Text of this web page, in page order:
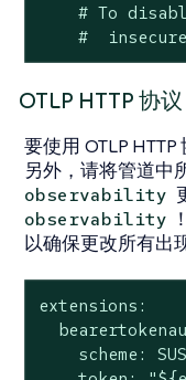
# To
#
OTLP HTTP 协议
要使用 OTLP
另外，请将管道中
observability
observability
以确保更改所有出
extensions:
scheme: